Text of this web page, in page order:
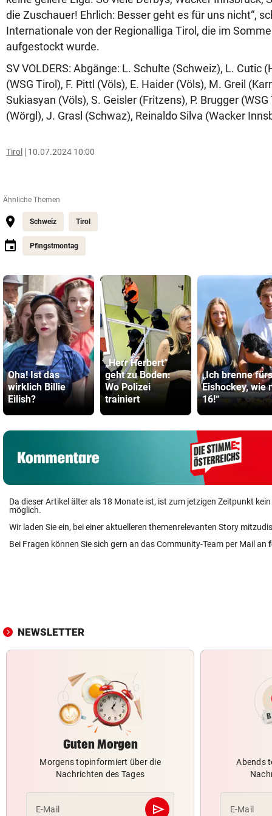
die Zuschauer! Ehrlich: Besser geht es für uns nicht“,
Internationale von der Regionalliga Tirol, die im
aufgestockt wurde.
SV VOLDERS: Abgänge: L. Schulte (Schweiz), L. Cutic
(WSG Tirol), F. Pittl (Völs), E. Haider (Völs), M. Greil
Sukiasyan (Völs), S. Geisler (Fritzens), P. Brugger
(Wörgl), J. Grasl (Schwaz), Reinaldo Silva (Wacker
Tirol 10.07.2024 10:00
Ähnliche Themen
Schweiz Tirol
Pfingstmontag
Oha! Ist das
wirklich Billie
Eilish?
„Herr Herbert“
geht zu Boden:
Wo Polizei
trainiert
„Ich brenne fürs
Eishockey, wie
16!“
Da dieser Artikel älter als 18 Monate ist, ist zum jetzigen Zeitpunkt
möglich.
Wir laden Sie ein, bei einer aktuelleren themenrelevanten Story
Bei Fragen können Sie sich gern an das Community-Team per Mail an
NEWSLETTER
Guten Morgen
Morgens topinformiert über die
Nachrichten des Tages
E-Mail send
Abschicken
Abends
E-Mail